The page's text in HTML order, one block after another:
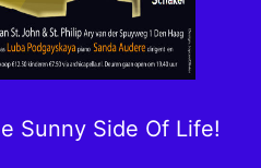
Sunny Side Of Life!